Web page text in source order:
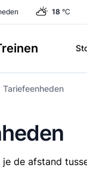
18 °C
Tariefeenheden
je de afstand